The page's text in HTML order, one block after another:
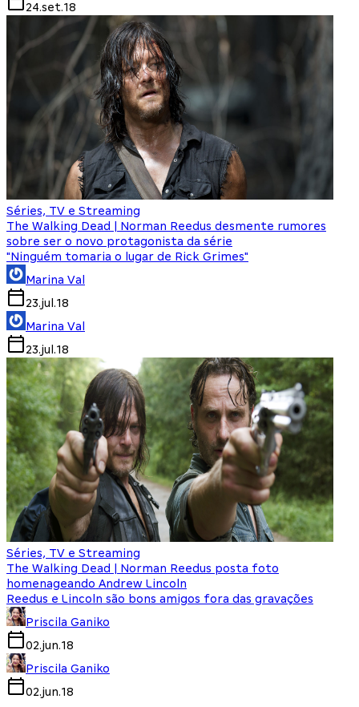
24.set.18
Séries, TV e Streaming
The Walking Dead | Norman Reedus desmente rumores
sobre ser o novo protagonista da série
"Ninguém tomaria o lugar de Rick Grimes"
Marina Val
23.jul.18
Marina Val
23.jul.18
Séries, TV e Streaming
The Walking Dead | Norman Reedus posta foto
homenageando Andrew Lincoln
Reedus e Lincoln são bons amigos fora das gravações
Priscila Ganiko
02.jun.18
Priscila Ganiko
02.jun.18